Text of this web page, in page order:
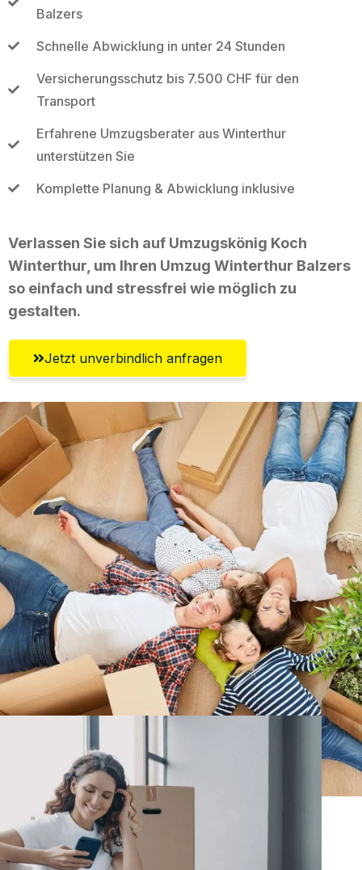
Balzers
Schnelle Abwicklung in unter 24 Stunden
Versicherungsschutz bis 7.500 CHF für den
Transport
Erfahrene Umzugsberater aus Winterthur
unterstützen Sie
Komplette Planung & Abwicklung inklusive
Verlassen Sie sich auf Umzugskönig Koch
Winterthur, um Ihren Umzug Winterthur Balzers
so einfach und stressfrei wie möglich zu
gestalten.
Jetzt unverbindlich anfragen